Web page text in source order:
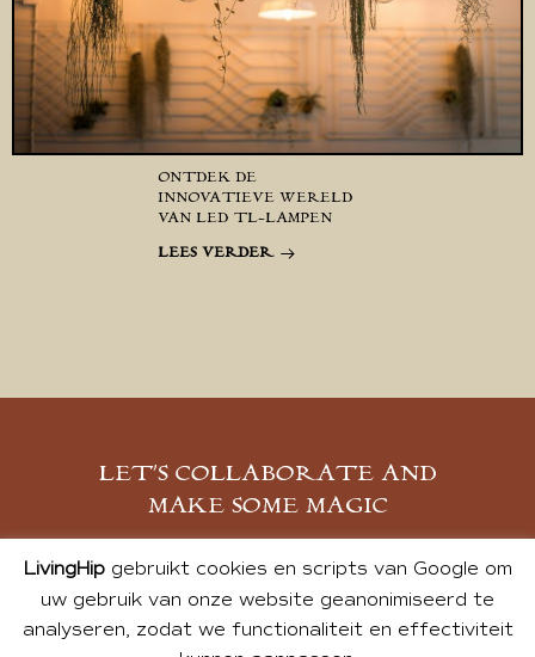
ONTDEK DE
INNOVATIEVE WERELD
VAN LED TL-LAMPEN
LEES VERDER
LET’S COLLABORATE AND
MAKE SOME MAGIC
MELD JE AAN
LivingHipgebruikt cookies en scripts van Google om
uw gebruik van onze website geanonimiseerd te
analyseren, zodat we functionaliteit en effectiviteit